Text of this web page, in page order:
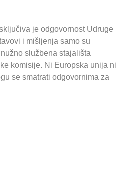
je odgovornost Udruge
i mišljenja samo su
službena stajališta
komisije. Ni Europska unija ni
se smatrati odgovornima za